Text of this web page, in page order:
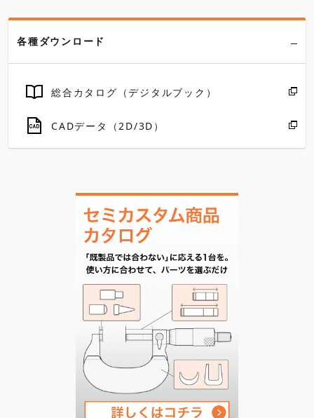
各種ダウンロード
総合カタログ（デジタルブック）
CADデータ（2D/3D）